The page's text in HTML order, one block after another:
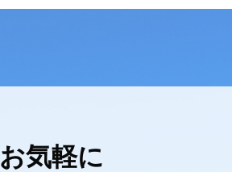
お気軽に